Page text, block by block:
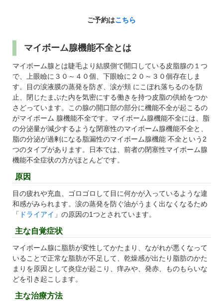
ご予約はこちら
マイボーム腺機能不全とは
マイボーム腺とは睫毛より結膜側で開口している皮脂腺の１つ
で、上眼瞼に３０～４０個、下眼瞼に２０～３０個存在しま
す。目の涙液膜の蒸発を防ぎ、涙が頬 にこぼれ落ちるのを防
止、閉じたまぶた内を気密にする働きを持つ皮脂の供給をつか
さどっています。この腺の開口部の部分に機能不全が起こるの
がマイボーム 腺機能不全です。マイボーム腺機能不全には、脂
の分泌量が減少するような閉塞性のマイボーム腺機能不全と、
脂の分泌が過剰になる脂漏性のマイボーム腺機能 不全という2
つのタイプがあります。日本では、前者の閉塞性マイボーム腺
機能不全症状の方がほとんどです。
原因
目の疲れや充血、ゴロゴロして目に何かが入っているような違
和感がみられます。涙の蒸発を防ぐ油がうまく出なくなるため
「 ドライアイ 」の原因の1つとされています。
主な自覚症状
マイボーム腺に脂肪が変性してかたまり、ながれが悪くなって
いることで正常な脂肪が不足して、乾燥感が出たり脂肪のかた
まりを原因として炎症が起こり、痒みや、発赤、ものもらいな
どを引き起こします。
主な治療方法